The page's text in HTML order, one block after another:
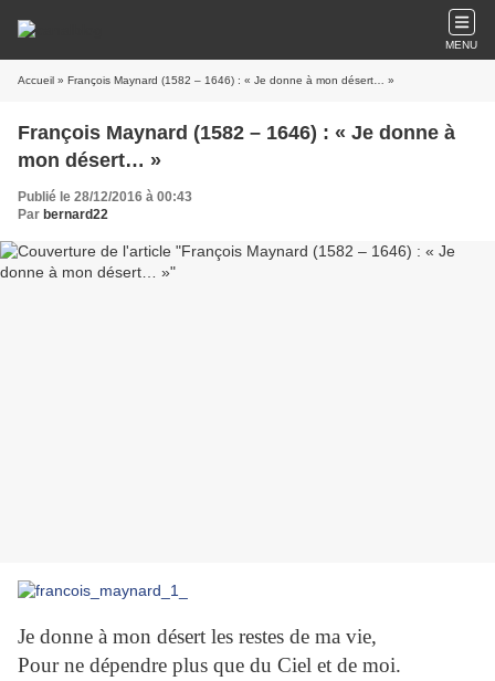
MENU
Accueil » François Maynard (1582 – 1646) : « Je donne à mon désert… »
François Maynard (1582 – 1646) : « Je donne à
mon désert… »
Publié le 28/12/2016 à 00:43
Par bernard22
Je donne à mon désert les restes de ma vie,
Pour ne dépendre plus que du Ciel et de moi.